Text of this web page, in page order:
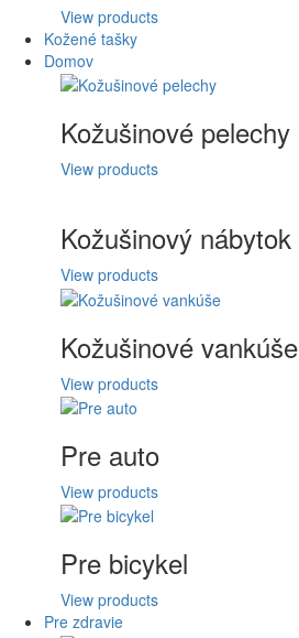
View products
Kožené tašky
Domov
Kožušinové pelechy
View products
Kožušinový nábytok
View products
Kožušinové vankúše
View products
Pre auto
View products
Pre bicykel
View products
Pre zdravie